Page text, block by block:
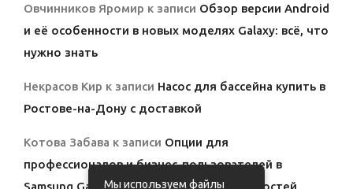
Овчинников Яромир к записи Обзор версии Android
и её особенности в новых моделях Galaxy: всё, что
нужно знать
Некрасов Кир к записи Насос для бассейна купить в
Ростове-на-Дону с доставкой
Котова Забава к записи Опции для
профессионалов и бизнес-пользователей в
Samsung Galaxy: полный обзор возможностей
Мы используем файлы